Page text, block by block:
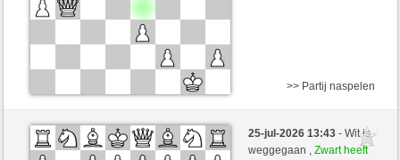
Zwart
Ubimaior51 (1494) (-6)
Wit
Simonio (1761) (+6)
>> Partij naspelen
25-jul-2026 13:43- Wit is
weggegaan ,Zwart heeft